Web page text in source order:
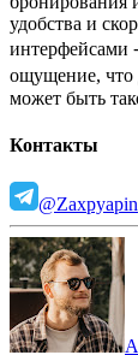
удобства и
интерфейсами
ощущение, что
может быть
Контакты
@Zaxpyapin